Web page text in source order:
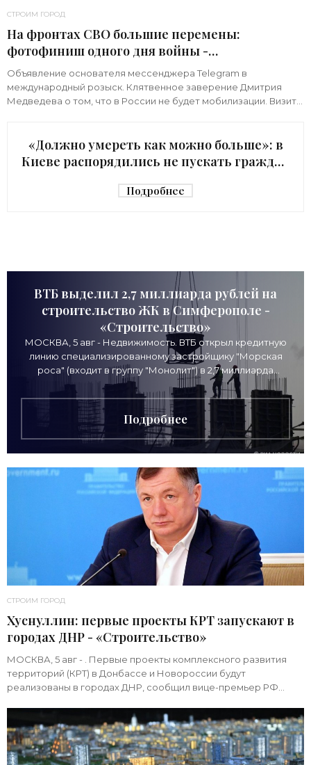
СТРОИМ ГОРОД
На фронтах СВО большие перемены:
фотофиниш одного дня войны -
«Недвижимость»
Объявление основателя мессенджера Telegram в
международный розыск. Клятвенное заверение Дмитрия
Медведева о том, что в России не будет мобилизации. Визит
«Должно умереть как можно больше»: в
Киеве распорядились не пускать граждан
Подробнее
ВТБ выделил 2,7 миллиарда рублей на
строительство ЖК в Симферополе -
«Строительство»
МОСКВА, 5 авг - Недвижимость. ВТБ открыл кредитную
линию специализированному застройщику "Морская
роса" (входит в группу "Монолит") в 2,7 миллиарда
рублей для
Подробнее
СТРОИМ ГОРОД
Хуснуллин: первые проекты КРТ запускают в
городах ДНР - «Строительство»
МОСКВА, 5 авг - . Первые проекты комплексного развития
территорий (КРТ) в Донбассе и Новороссии будут
реализованы в городах ДНР, сообщил вице-премьер РФ